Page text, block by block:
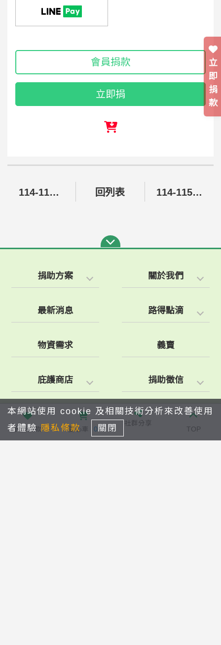
會員捐款
立即捐
114-115年餐費、設備修繕、設備更新勸募計畫 回列表 114-115年餐費、設備修繕、設備更新勸募計畫
立
即
捐
款
捐助方案 關於我們
最新消息 路得點滴
物資需求 義賣
庇護商店 捐助徵信
電子收據查詢 聯絡路得
我要捐款 愛心車 0
社群分享
TOP
本網站使用 cookie 及相關技術分析來改善使用
者體驗 隱私條款 關閉